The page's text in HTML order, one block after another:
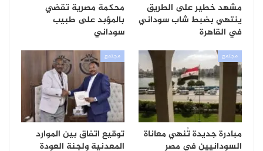
مشهد خطير على الطريق
ينتهي بضبط شاب سوداني
في القاهرة
محكمة مصرية تقضي
بالمؤبد على طبيب
سوداني
مجتمع
مبادرة جديدة تُنهي معاناة
السودانيين في مصر
مجتمع
توقيع اتفاق بين الموارد
المعدنية ولجنة العودة